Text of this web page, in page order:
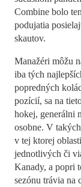
Combine bolo
podujatia
skautov.
Manažéri môžu
iba tých
popredných
pozícií, sa na
hokej, generálni
osobne. V
v tej ktorej
jednotlivých či
Kanady, a popri
sezónu trávia na